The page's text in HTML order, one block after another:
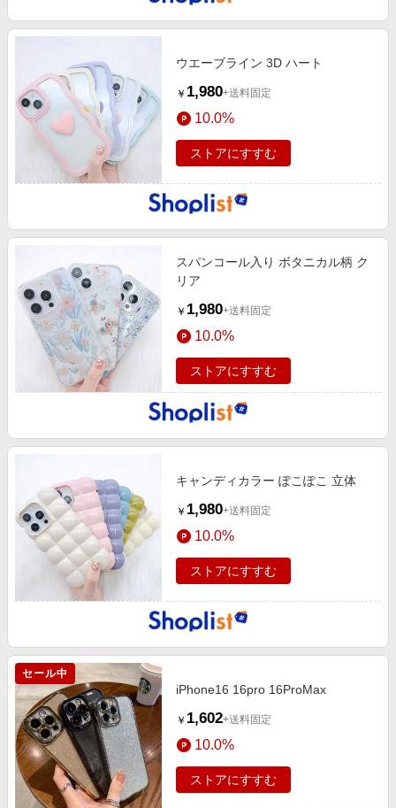
ウエーブライン 3D ハート
￥ 1,980+送料固定
10.0%
ストアにすすむ
スパンコール入り ボタニカル柄 ク
リア
￥ 1,980+送料固定
10.0%
ストアにすすむ
キャンディカラー ぽこぽこ 立体
￥ 1,980+送料固定
10.0%
ストアにすすむ
セール中
iPhone16 16pro 16ProMax
￥ 1,602+送料固定
10.0%
ストアにすすむ